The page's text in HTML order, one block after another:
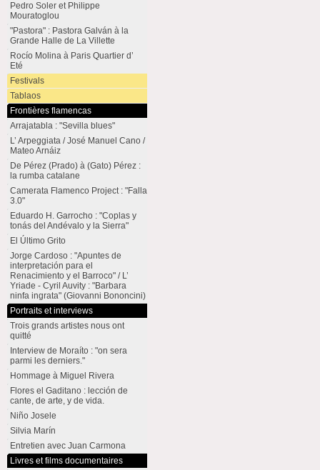
Pedro Soler et Philippe
Mouratoglou
"Pastora" : Pastora Galván à la
Grande Halle de La Villette
Rocío Molina à Paris Quartier d’
Eté
Festivals
Tablaos
Frontières flamencas
Arrajatabla : "Sevilla blues"
L’ Arpeggiata / José Manuel Cano /
Mateo Arnáiz
De Pérez (Prado) à (Gato) Pérez :
la rumba catalane
Camerata Flamenco Project : "Falla
3.0"
Eduardo H. Garrocho : "Coplas y
tonás del Andévalo y la Sierra"
El Último Grito
Jorge Cardoso : "Apuntes de
interpretación para el
Renacimiento y el Barroco" / L’
Yriade - Cyril Auvity : "Barbara
ninfa ingrata" (Giovanni Bononcini)
Portraits et interviews
Trois grands artistes nous ont
quitté
Interview de Moraíto : "on sera
parmi les derniers."
Hommage à Miguel Rivera
Flores el Gaditano : lección de
cante, de arte, y de vida.
Niño Josele
Silvia Marín
Entretien avec Juan Carmona
Livres et films documentaires